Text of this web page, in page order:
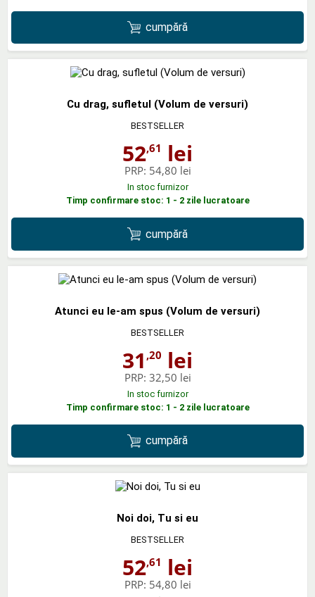
cumpără
Cu drag, sufletul (Volum de versuri)
BESTSELLER
52,61 lei
PRP: 54,80 lei
In stoc furnizor
Timp confirmare stoc: 1 - 2 zile lucratoare
cumpără
Atunci eu le-am spus (Volum de versuri)
BESTSELLER
31 ,20 lei
PRP: 32,50 lei
In stoc furnizor
Timp confirmare stoc: 1 - 2 zile lucratoare
cumpără
Noi doi, Tu si eu
BESTSELLER
52,61 lei
PRP: 54,80 lei